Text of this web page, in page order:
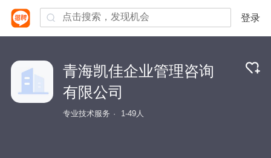
登录
青海凯佳企业管理咨询
有限公司
专业技术服务 1-49人